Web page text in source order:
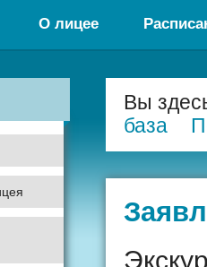
О лицее
Вы
база